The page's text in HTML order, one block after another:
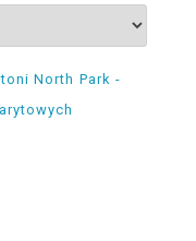
North Park -